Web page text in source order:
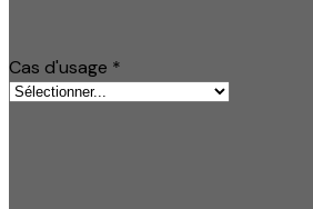
Cas d'usage *